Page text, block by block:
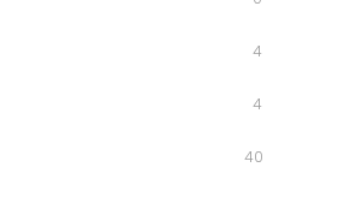
4
4
40